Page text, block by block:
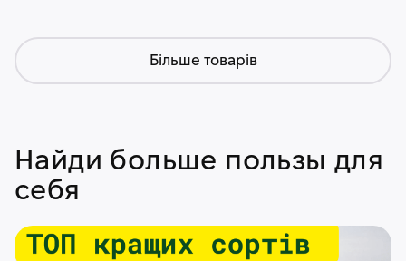
Більше товарів
Найди больше пользы для
себя